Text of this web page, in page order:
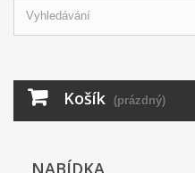
Košík (prázdný)
NABÍDKA